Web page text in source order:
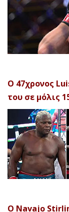
Ο 47χρονος
του σε μόλις
Ο Navajo